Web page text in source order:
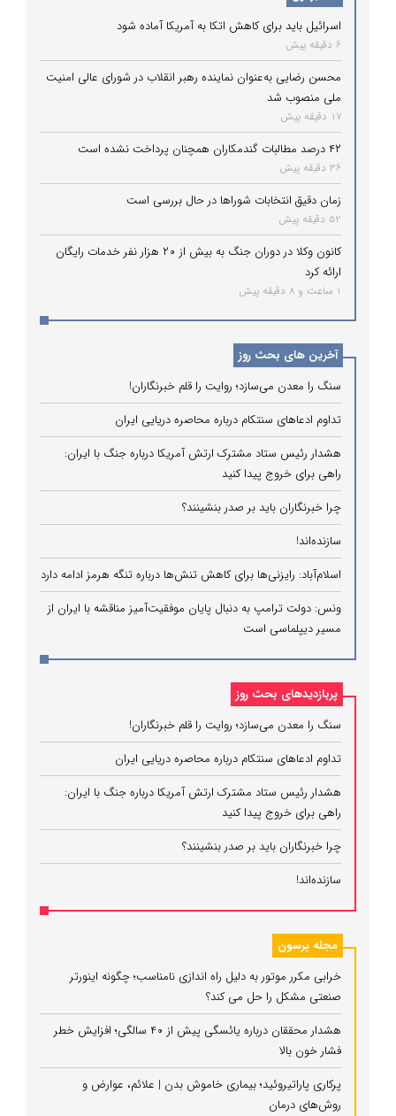
اسرائیل باید برای کاهش اتکا به آمریکا آماده شود
6 دقیقه پیش
محسن رضایی به‌عنوان نماینده رهبر انقلاب در شورای عالی امنیت
ملی منصوب شد
17 دقیقه پیش
۴۲ درصد مطالبات گندمکاران همچنان پرداخت نشده است
36 دقیقه پیش
زمان دقیق انتخابات شوراها در حال بررسی است
52 دقیقه پیش
کانون وکلا در دوران جنگ به بیش از ۲۰ هزار نفر خدمات رایگان
ارائه کرد
1 ساعت و 8 دقیقه پیش
آخرین های بحث روز
سنگ را معدن می‌سازد؛ روایت را قلم خبرنگاران!
تداوم ادعاهای سنتکام درباره محاصره دریایی ایران
هشدار رئیس ستاد مشترک ارتش آمریکا درباره جنگ با ایران:
راهی برای خروج پیدا کنید
چرا خبرنگاران باید بر صدر بنشینند؟
سازنده‌اند!
اسلام‌آباد: رایزنی‌ها برای کاهش تنش‌ها درباره تنگه هرمز ادامه دارد
ونس: دولت ترامپ به دنبال پایان موفقیت‌آمیز مناقشه با ایران از
مسیر دیپلماسی است
پربازدیدهای بحث روز
سنگ را معدن می‌سازد؛ روایت را قلم خبرنگاران!
تداوم ادعاهای سنتکام درباره محاصره دریایی ایران
هشدار رئیس ستاد مشترک ارتش آمریکا درباره جنگ با ایران:
راهی برای خروج پیدا کنید
چرا خبرنگاران باید بر صدر بنشینند؟
سازنده‌اند!
مجله پرسون
خرابی مکرر موتور به دلیل راه‌ اندازی نامناسب؛ چگونه اینورتر
صنعتی مشکل را حل می‌ کند؟
هشدار محققان درباره یائسگی پیش از ۴۰ سالگی؛ افزایش خطر
فشار خون بالا
پرکاری پاراتیروئید؛ بیماری خاموش بدن | علائم، عوارض و
روش‌های درمان